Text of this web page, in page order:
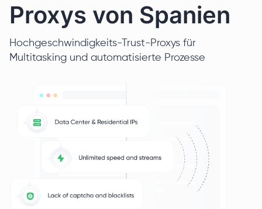
Proxys von Spanien
Hochgeschwindigkeits-Trust-Proxys für
Multitasking und automatisierte Prozesse